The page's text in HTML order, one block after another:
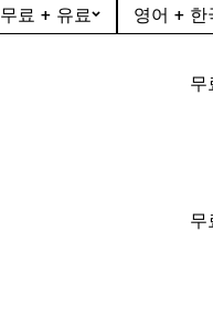
무료 + 유료 영어 + 한
무
무